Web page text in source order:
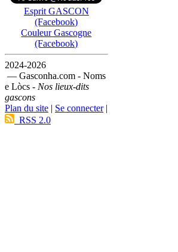
Esprit GASCON
(Facebook)
Couleur Gascogne
(Facebook)
2024-2026
— Gasconha.com - Noms
e Lòcs - Nos lieux-dits
gascons
Plan du site | Se connecter|
RSS 2.0